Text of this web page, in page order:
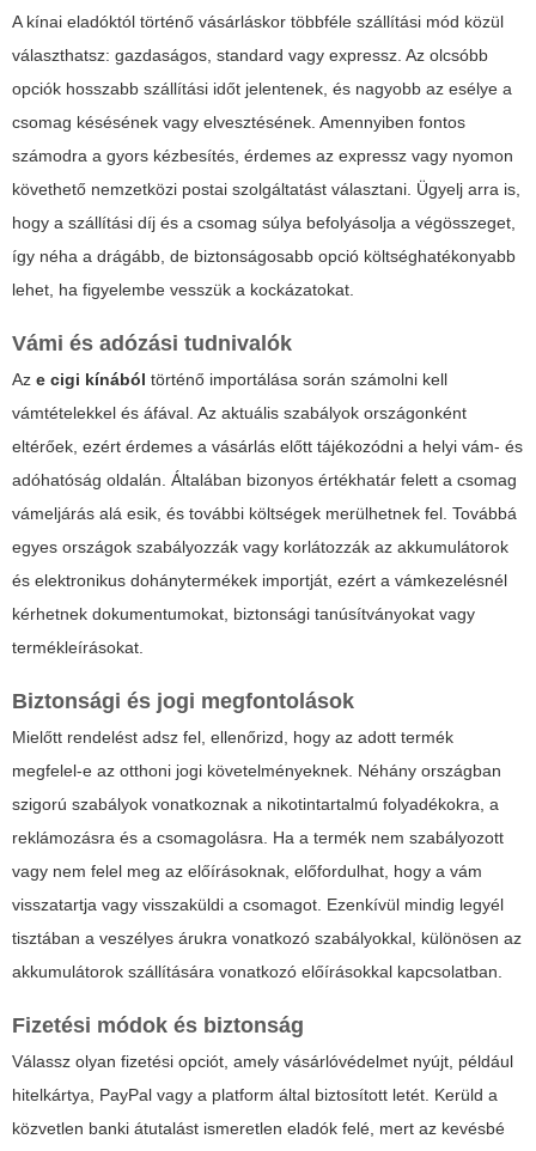
A kínai eladóktól történő vásárláskor többféle szállítási mód közül
választhatsz: gazdaságos, standard vagy expressz. Az olcsóbb
opciók hosszabb szállítási időt jelentenek, és nagyobb az esélye a
csomag késésének vagy elvesztésének. Amennyiben fontos
számodra a gyors kézbesítés, érdemes az expressz vagy nyomon
követhető nemzetközi postai szolgáltatást választani. Ügyelj arra is,
hogy a szállítási díj és a csomag súlya befolyásolja a végösszeget,
így néha a drágább, de biztonságosabb opció költséghatékonyabb
lehet, ha figyelembe vesszük a kockázatokat.
Vámi és adózási tudnivalók
Az e cigi kínából történő importálása során számolni kell
vámtételekkel és áfával. Az aktuális szabályok országonként
eltérőek, ezért érdemes a vásárlás előtt tájékozódni a helyi vám- és
adóhatóság oldalán. Általában bizonyos értékhatár felett a csomag
vámeljárás alá esik, és további költségek merülhetnek fel. Továbbá
egyes országok szabályozzák vagy korlátozzák az akkumulátorok
és elektronikus dohánytermékek importját, ezért a vámkezelésnél
kérhetnek dokumentumokat, biztonsági tanúsítványokat vagy
termékleírásokat.
Biztonsági és jogi megfontolások
Mielőtt rendelést adsz fel, ellenőrizd, hogy az adott termék
megfelel-e az otthoni jogi követelményeknek. Néhány országban
szigorú szabályok vonatkoznak a nikotintartalmú folyadékokra, a
reklámozásra és a csomagolásra. Ha a termék nem szabályozott
vagy nem felel meg az előírásoknak, előfordulhat, hogy a vám
visszatartja vagy visszaküldi a csomagot. Ezenkívül mindig legyél
tisztában a veszélyes árukra vonatkozó szabályokkal, különösen az
akkumulátorok szállítására vonatkozó előírásokkal kapcsolatban.
Fizetési módok és biztonság
Válassz olyan fizetési opciót, amely vásárlóvédelmet nyújt, például
hitelkártya, PayPal vagy a platform által biztosított letét. Kerüld a
közvetlen banki átutalást ismeretlen eladók felé, mert az kevésbé